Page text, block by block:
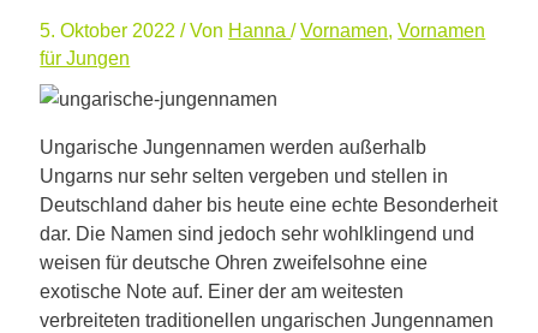
5. Oktober 2022/ Von Hanna/Vornamen,Vornamen
für Jungen
Ungarische Jungennamen werden außerhalb
Ungarns nur sehr selten vergeben und stellen in
Deutschland daher bis heute eine echte Besonderheit
dar. Die Namen sind jedoch sehr wohlklingend und
weisen für deutsche Ohren zweifelsohne eine
exotische Note auf. Einer der am weitesten
verbreiteten traditionellen ungarischen Jungennamen